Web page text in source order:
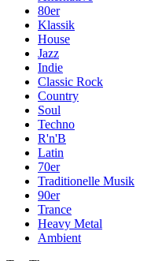
80er
Klassik
House
Jazz
Indie
Classic Rock
Country
Soul
Techno
R'n'B
Latin
70er
Traditionelle Musik
90er
Trance
Heavy Metal
Ambient